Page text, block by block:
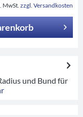
MwSt. zzgl. Versandkosten
und Bund für